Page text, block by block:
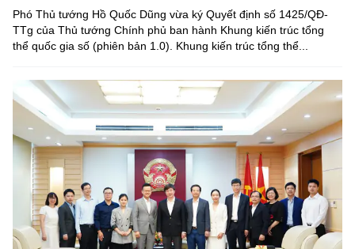
Phó Thủ tướng Hồ Quốc Dũng vừa ký Quyết định số 1425/QĐ-
TTg của Thủ tướng Chính phủ ban hành Khung kiến trúc tổng
thể quốc gia số (phiên bản 1.0). Khung kiến trúc tổng thể...